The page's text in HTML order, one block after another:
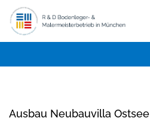
Ausbau Neubauvilla Ostsee